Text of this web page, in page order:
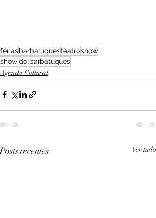
fériasbarbatuquesteatroshow
show do barbatuques
Agenda Cultural
Posts recentes Ver tudo